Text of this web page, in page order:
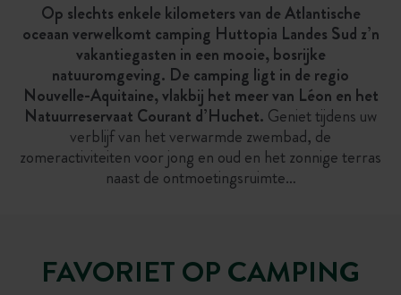
Op slechts enkele kilometers van de Atlantische
oceaan verwelkomt camping Huttopia Landes Sud z’n
vakantiegasten in een mooie, bosrijke
natuuromgeving. De camping ligt in de regio
Nouvelle-Aquitaine, vlakbij het meer van Léon en het
Natuurreservaat Courant d’Huchet. Geniet tijdens uw
verblijf van het verwarmde zwembad, de
zomeractiviteiten voor jong en oud en het zonnige terras
naast de ontmoetingsruimte…
FAVORIET OP CAMPING